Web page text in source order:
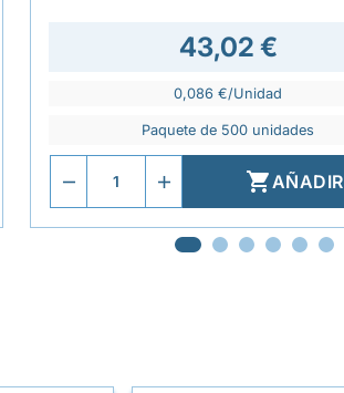
43,02 €
0,086 €/Unidad
Paquete de 500 unidades
AÑADIR